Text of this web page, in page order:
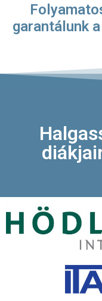
garantálunk